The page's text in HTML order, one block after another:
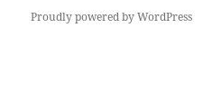
Proudly powered by WordPress